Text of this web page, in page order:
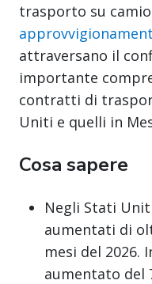
trasporto su
attraversano il
importante
contratti di
Uniti e quelli in
Cosa sapere
Negli Stati
aumentati di
mesi del 2026.
aumentato del